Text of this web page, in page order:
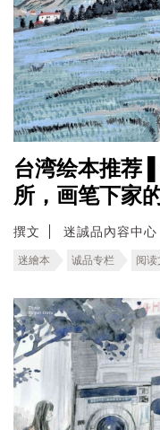
台湾绘本推荐
所，画笔下家
撰文 迷誠品內容中心
迷繪本 诚品专栏 阅读